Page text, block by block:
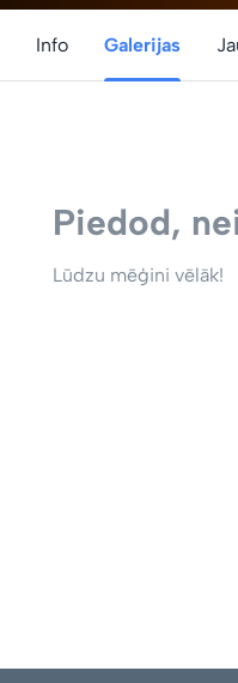
Info Galerijas
Piedod,
Lūdzu mēģini vēlāk!